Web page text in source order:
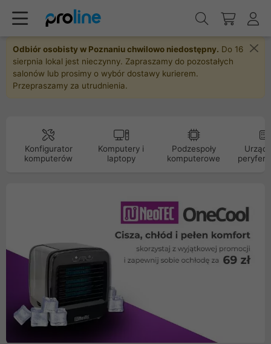
Odbiór osobisty w Poznaniu chwilowo niedostępny. Do 16
sierpnia lokal jest nieczynny. Zapraszamy do pozostałych
salonów lub prosimy o wybór dostawy kurierem.
Przepraszamy za utrudnienia.
Konfigurator
komputerów
Komputery i
laptopy
Podzespoły
komputerowe